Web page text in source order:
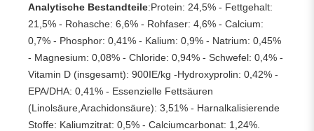
Analytische Bestandteile:Protein: 24,5% - Fettgehalt:
21,5% - Rohasche: 6,6% - Rohfaser: 4,6% - Calcium:
0,7% - Phosphor: 0,41% - Kalium: 0,9% - Natrium: 0,45%
- Magnesium: 0,08% - Chloride: 0,94% - Schwefel: 0,4% -
Vitamin D (insgesamt): 900IE/kg -Hydroxyprolin: 0,42% -
EPA/DHA: 0,41% - Essenzielle Fettsäuren
(Linolsäure,Arachidonsäure): 3,51% - Harnalkalisierende
Stoffe: Kaliumzitrat: 0,5% - Calciumcarbonat: 1,24%.